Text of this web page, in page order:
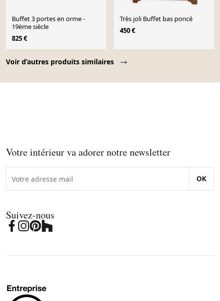
Voir d’autres produits similaires
Buffet 3 portes en orme -
19ème siècle
825 €
Très joli Buffet bas poncé
450 €
Votre intérieur va adorer notre newsletter
OK
Suivez-nous